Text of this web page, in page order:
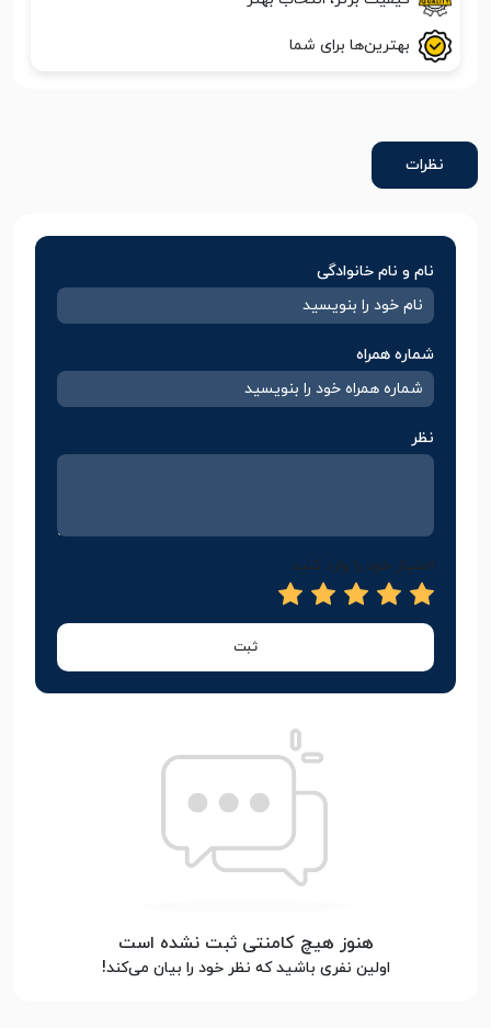
بهترین‌ها برای شما
نظرات
نام و نام خانوادگی
شماره همراه
نظر
امتیاز خود را وارد کنید
ثبت
هنوز هیچ کامنتی ثبت نشده است
اولین نفری باشید که نظر خود را بیان می‌کند!